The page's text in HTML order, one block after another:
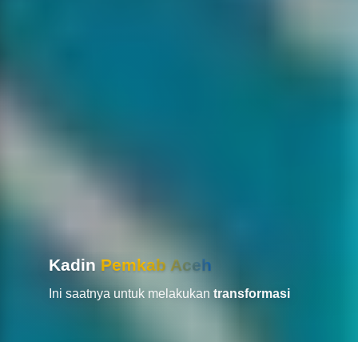
KadinPemkab Aceh
Ini saatnya untuk melakukantransformasi